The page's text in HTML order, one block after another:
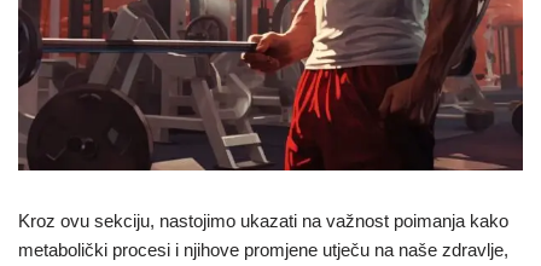
Kroz ovu sekciju, nastojimo ukazati na važnost poimanja kako
metabolički procesi i njihove promjene utječu na naše zdravlje,